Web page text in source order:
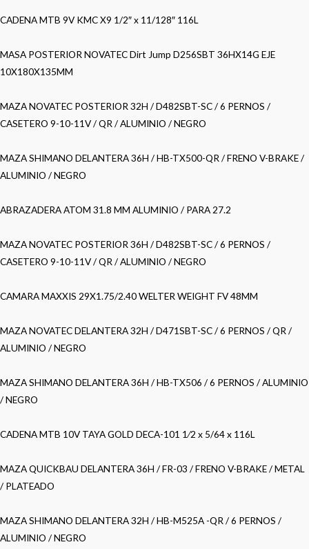
CADENA MTB 9V KMC X9 1/2″ x 11/128″ 116L
MASA POSTERIOR NOVATEC Dirt Jump D256SBT 36HX14G EJE
10X180X135MM
MAZA NOVATEC POSTERIOR 32H / D482SBT-SC / 6 PERNOS /
CASETERO 9-10-11V / QR / ALUMINIO / NEGRO
MAZA SHIMANO DELANTERA 36H / HB-TX500-QR / FRENO V-BRAKE /
ALUMINIO / NEGRO
ABRAZADERA ATOM 31.8 MM ALUMINIO / PARA 27.2
MAZA NOVATEC POSTERIOR 36H / D482SBT-SC / 6 PERNOS /
CASETERO 9-10-11V / QR / ALUMINIO / NEGRO
CAMARA MAXXIS 29X1.75/2.40 WELTER WEIGHT FV 48MM
MAZA NOVATEC DELANTERA 32H / D471SBT-SC / 6 PERNOS / QR /
ALUMINIO / NEGRO
MAZA SHIMANO DELANTERA 36H / HB-TX506 / 6 PERNOS / ALUMINIO
/ NEGRO
CADENA MTB 10V TAYA GOLD DECA-101 1⁄2 x 5/64 x 116L
MAZA QUICKBAU DELANTERA 36H / FR-03 / FRENO V-BRAKE / METAL
/ PLATEADO
MAZA SHIMANO DELANTERA 32H / HB-M525A -QR / 6 PERNOS /
ALUMINIO / NEGRO